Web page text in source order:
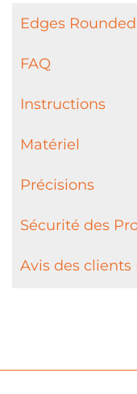
Edges Rounded
FAQ
Instructions
Matériel
Précisions
Sécurité des
Avis des clients